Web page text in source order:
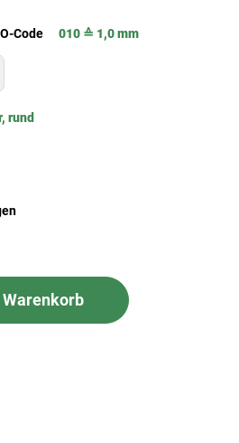
Code 010 ≙ 1,0 mm
rund
Warenkorb